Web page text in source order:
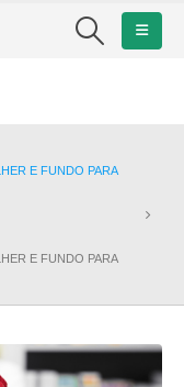
E FUNDO PARA
E FUNDO PARA